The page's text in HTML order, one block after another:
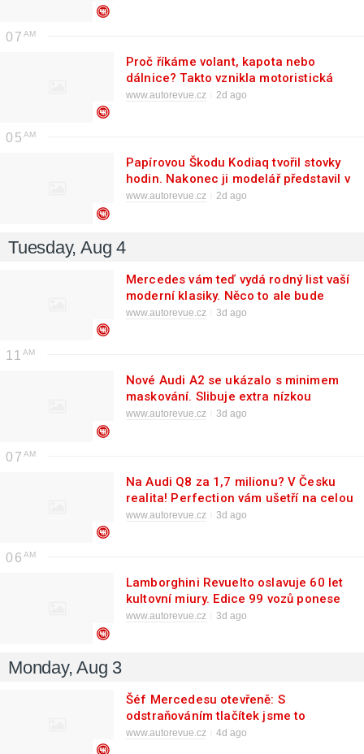
07
Proč říkáme volant, kapota nebo
dálnice? Takto vznikla motoristická
slova, která zná každý
www.autorevue.cz 2d ago
05
Papírovou Škodu Kodiaq tvořil stovky
hodin. Nakonec ji modelář představil v
Mladé Boleslavi
www.autorevue.cz 2d ago
Tuesday, Aug 4
Mercedes vám teď vydá rodný list vaší
moderní klasiky. Něco to ale bude
stát
www.autorevue.cz 3d ago
11
Nové Audi A2 se ukázalo s minimem
maskování. Slibuje extra nízkou
spotřebu
www.autorevue.cz 3d ago
07
Na Audi Q8 za 1,7 milionu? V Česku
realita! Perfection vám ušetří na celou
jednu octavii
www.autorevue.cz 3d ago
06
Lamborghini Revuelto oslavuje 60 let
kultovní miury. Edice 99 vozů ponese
její slavné barvy
www.autorevue.cz 3d ago
Monday, Aug 3
Šéf Mercedesu otevřeně: S
odstraňováním tlačítek jsme to
přehnali
www.autorevue.cz 4d ago